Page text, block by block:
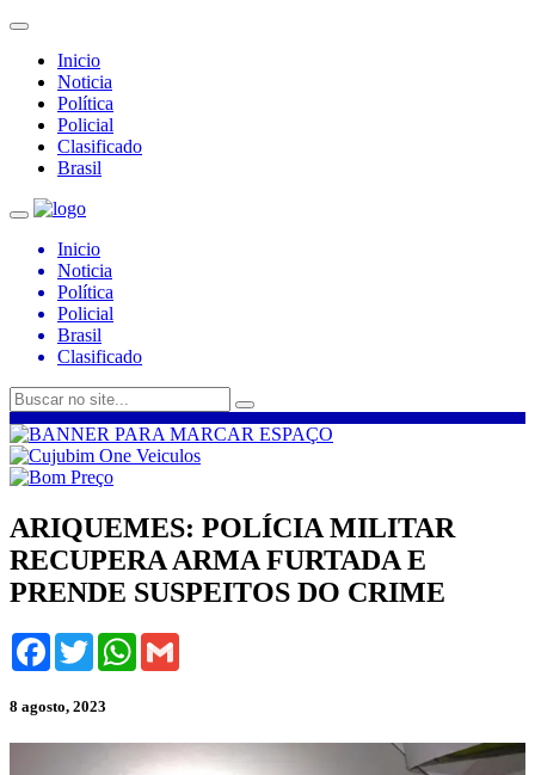
Inicio
Noticia
Política
Policial
Clasificado
Brasil
Inicio
Noticia
Política
Policial
Brasil
Clasificado
ARIQUEMES: POLÍCIA MILITAR
RECUPERA ARMA FURTADA E
PRENDE SUSPEITOS DO CRIME
Facebook
TwitterWhatsApp
8 agosto, 2023